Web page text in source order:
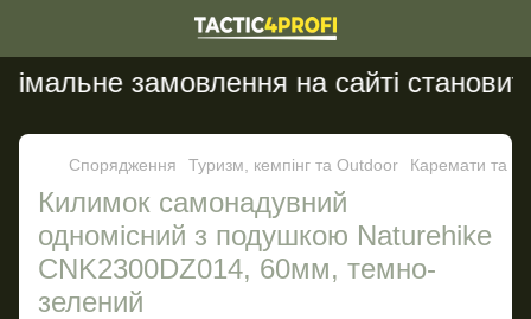
замовлення на сайті становить
Спорядження Туризм, кемпінг та Outdoor Каремати та
Килимок самонадувний
одномісний з подушкою Naturehike
CNK2300DZ014, 60мм, темно-
зелений